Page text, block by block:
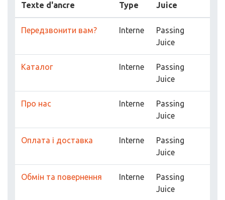
Texte d'ancre Type Juice
Передзвонити вам? Interne
Passing
Juice
Каталог Interne
Passing
Juice
Про нас Interne
Passing
Juice
Оплата і доставка Interne
Passing
Juice
Обмін та повернення Interne
Passing
Juice